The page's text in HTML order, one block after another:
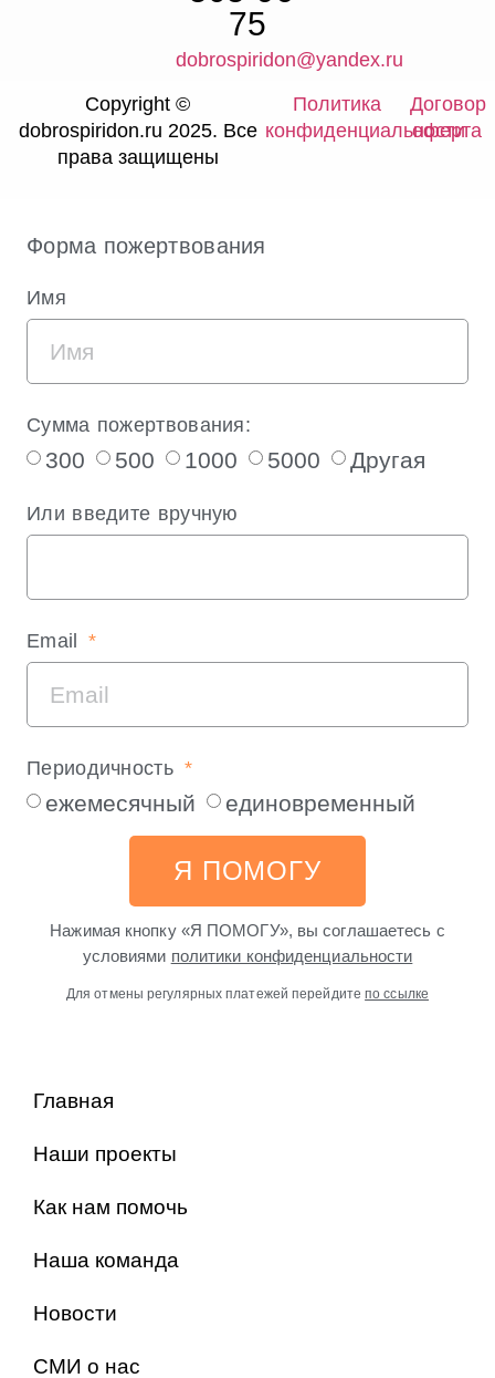
75
dobrospiridon@yandex.ru
Copyright ©
dobrospiridon.ru 2025. Все
права защищены
Политика
конфиденциальности
Договор
оферта
Форма пожертвования
Имя
Сумма пожертвования:
300 500 1000 5000 Другая
Или введите вручную
Email
Периодичность
ежемесячный единовременный
Я ПОМОГУ
Нажимая кнопку «Я ПОМОГУ», вы соглашаетесь с
условиями политики конфиденциальности
Для отмены регулярных платежей перейдитепо ссылке
Главная
Наши проекты
Как нам помочь
Наша команда
Новости
СМИ о нас